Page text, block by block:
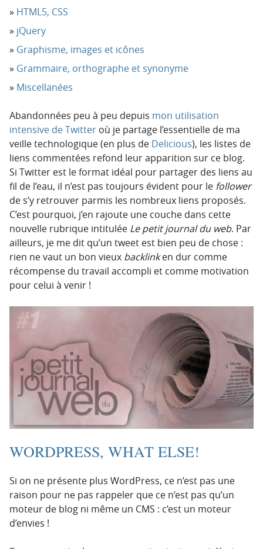
a
l
HTML5, CSS
jQuery
Graphisme, images et icônes
Grammaire, orthographe et synonyme
Miscellanées
Abandonnées peu à peu depuis mon utilisation
intensive de Twitter où je partage l’essentielle de ma
veille technologique (en plus de Delicious), les listes de
liens commentées refond leur apparition sur ce blog.
Si Twitter est le format idéal pour partager des liens au
fil de l’eau, il n’est pas toujours évident pour le follower
de s’y retrouver parmis les nombreux liens proposés.
C’est pourquoi, j’en rajoute une couche dans cette
nouvelle rubrique intitulée Le petit journal du web. Par
ailleurs, je me dit qu’un tweet est bien peu de chose :
rien ne vaut un bon vieux backlinken dur comme
récompense du travail accompli et comme motivation
pour celui à venir !
WORDPRESS, WHAT ELSE!
Si on ne présente plus WordPress, ce n’est pas une
raison pour ne pas rappeler que ce n’est pas qu’un
moteur de blog ni même un CMS : c’est un moteur
d’envies !